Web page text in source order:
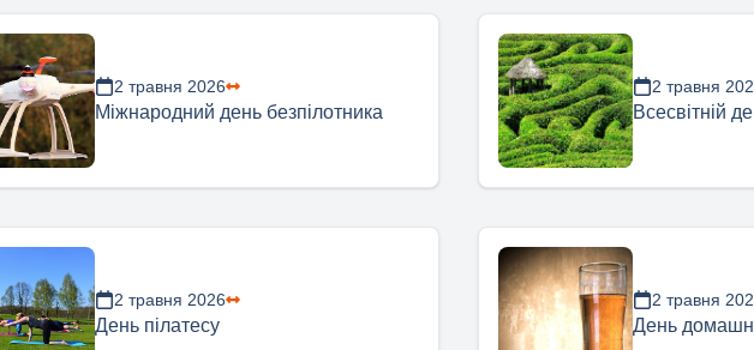
2 травня 2026
Міжнародний день безпілотника
2 травня
Всесвітній
2 травня 2026
День пілатесу
2 травня
День